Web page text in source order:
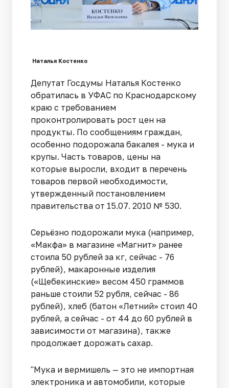
Наталья Костенко
Депутат Госдумы Наталья Костенко
обратилась в УФАС по Краснодарскому
краю с требованием
проконтролировать рост цен на
продукты. По сообщениям граждан,
особенно подорожала бакалея - мука и
крупы. Часть товаров, цены на
которые выросли, входит в перечень
товаров первой необходимости,
утвержденный постановлением
правительства от 15.07. 2010 № 530.
Серьёзно подорожали мука (например,
«Макфа» в магазине «Магнит» ранее
стоила 50 рублей за кг, сейчас - 76
рублей), макаронные изделия
(«Щебекинские» весом 450 граммов
раньше стоили 52 рубля, сейчас - 86
рублей), хлеб (батон «Летний» стоил 40
рублей, а сейчас - от 44 до 60 рублей в
зависимости от магазина), также
продолжает дорожать сахар.
"Мука и вермишель — это не импортная
электроника и автомобили, которые